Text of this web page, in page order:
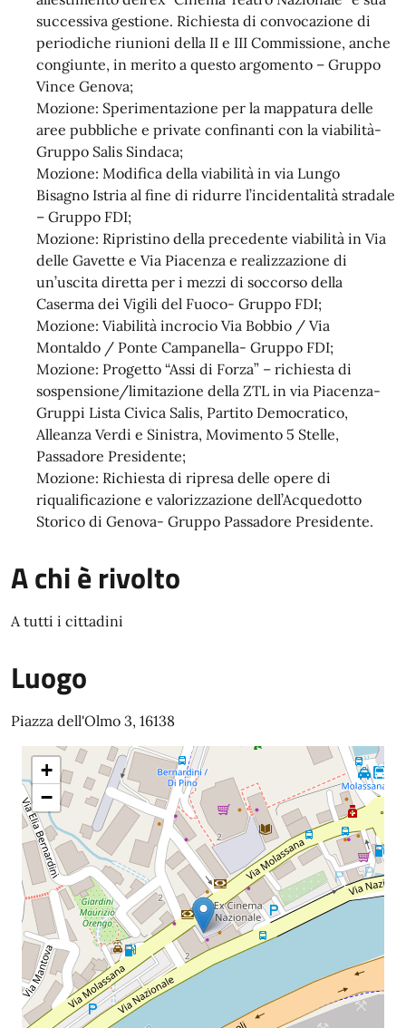
successiva gestione. Richiesta di convocazione di
periodiche riunioni della II e III Commissione, anche
congiunte, in merito a questo argomento – Gruppo
Vince Genova;
Mozione: Sperimentazione per la mappatura delle
aree pubbliche e private confinanti con la viabilità-
Gruppo Salis Sindaca;
Mozione: Modifica della viabilità in via Lungo
Bisagno Istria al fine di ridurre l’incidentalità stradale
– Gruppo FDI;
Mozione: Ripristino della precedente viabilità in Via
delle Gavette e Via Piacenza e realizzazione di
un’uscita diretta per i mezzi di soccorso della
Caserma dei Vigili del Fuoco- Gruppo FDI;
Mozione: Viabilità incrocio Via Bobbio / Via
Montaldo / Ponte Campanella- Gruppo FDI;
Mozione: Progetto “Assi di Forza” – richiesta di
sospensione/limitazione della ZTL in via Piacenza-
Gruppi Lista Civica Salis, Partito Democratico,
Alleanza Verdi e Sinistra, Movimento 5 Stelle,
Passadore Presidente;
Mozione: Richiesta di ripresa delle opere di
riqualificazione e valorizzazione dell’Acquedotto
Storico di Genova- Gruppo Passadore Presidente.
A chi è rivolto
A tutti i cittadini
Luogo
Piazza dell'Olmo 3, 16138
+
−